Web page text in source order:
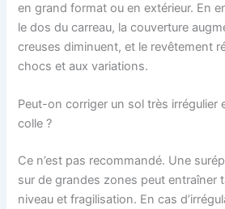
en grand format ou en extérieur. En
le dos du carreau, la couverture
creuses diminuent, et le revêtement
chocs et aux variations.
Peut-on corriger un sol très irrégulier
colle ?
Ce n’est pas recommandé. Une
sur de grandes zones peut entraîner
niveau et fragilisation. En cas